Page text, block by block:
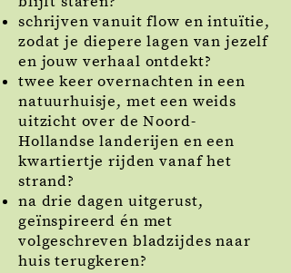
schrijven vanuit flow en intuïtie,
zodat je diepere lagen van jezelf
en jouw verhaal ontdekt?
twee keer overnachten in een
natuurhuisje, met een weids
uitzicht over de Noord-
Hollandse landerijen en een
kwartiertje rijden vanaf het
strand?
na drie dagen uitgerust,
geïnspireerd én met
volgeschreven bladzijdes naar
huis terugkeren?